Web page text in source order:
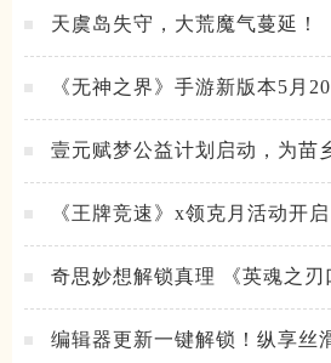
天虞岛失守，大荒魔气蔓延！
《无神之界》手游新版本5月
壹元赋梦公益计划启动，为苗
《王牌竞速》x领克月活动开
奇思妙想解锁真理 《英魂之刃
编辑器更新一键解锁！纵享丝